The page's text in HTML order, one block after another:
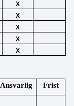
X
X
X
X
X
Ansvarlig Frist